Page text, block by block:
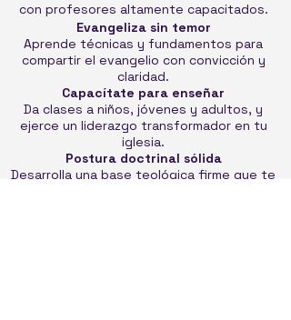
con profesores altamente capacitados.
Evangeliza sin temor
Aprende técnicas y fundamentos para
compartir el evangelio con convicción y
claridad.
Capacítate para enseñar
Da clases a niños, jóvenes y adultos, y
ejerce un liderazgo transformador en tu
iglesia.
Postura doctrinal sólida
Desarrolla una base teológica firme que te